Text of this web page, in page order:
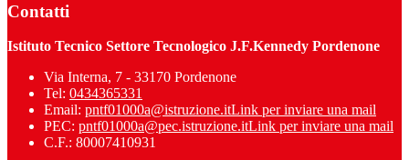
Contatti
Istituto Tecnico Settore Tecnologico J.F.Kennedy Pordenone
Via Interna, 7 - 33170 Pordenone
Tel: 0434365331
Email: pntf01000a@istruzione.itLink per inviare una mail
PEC: pntf01000a@pec.istruzione.itLink per inviare una mail
C.F.: 80007410931